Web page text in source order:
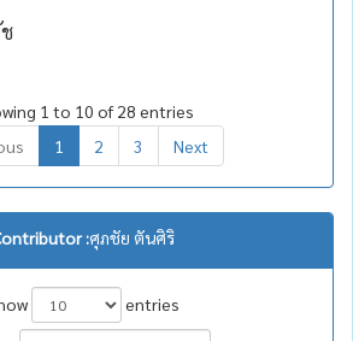
1 to 10 of 28 entries
1 2 3 Next
:ศุภชัย ตันศิริ
entries